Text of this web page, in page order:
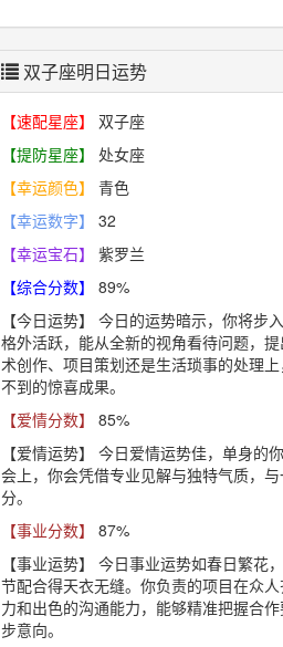
双子座明日运势
【速配星座】
双子座
【提防星座】
处女座
【幸运颜色】
青色
【幸运数字】
32
【幸运宝石】
紫罗兰
【综合分数】
89%
【今日运势】
今日的运势暗示，你将步
格外活跃，能从全新的视角看待问题，
术创作、项目策划还是生活琐事的处理
不到的惊喜成果。
【爱情分数】
85%
【爱情运势】
今日爱情运势佳，单身的
会上，你会凭借专业见解与独特气质，
分。
【事业分数】
87%
【事业运势】
今日事业运势如春日繁花
节配合得天衣无缝。你负责的项目在众
力和出色的沟通能力，能够精准把握合
步意向。